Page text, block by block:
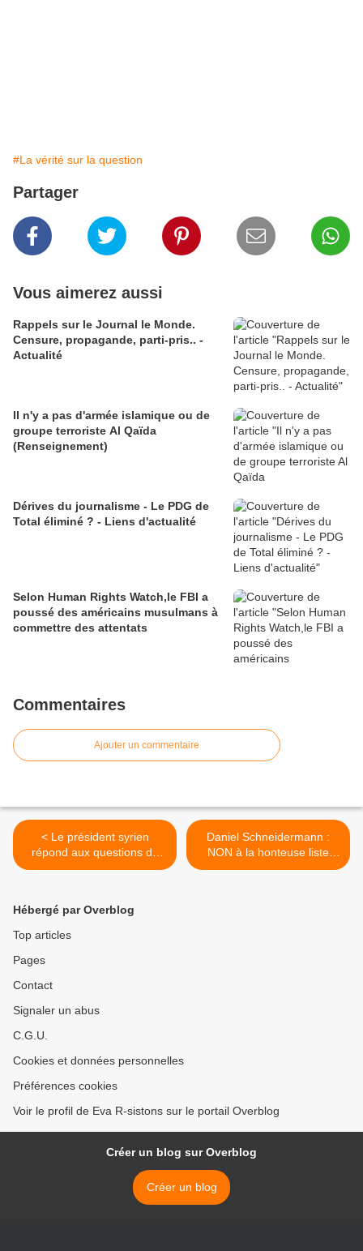
#La vérité sur la question
Partager
Vous aimerez aussi
Rappels sur le Journal le Monde.
Censure, propagande, parti-pris.. -
Actualité
Il n'y a pas d'armée islamique ou de
groupe terroriste Al Qaïda
(Renseignement)
Dérives du journalisme - Le PDG de
Total éliminé ? - Liens d'actualité
Selon Human Rights Watch,le FBI a
poussé des américains musulmans à
commettre des attentats
Commentaires
Ajouter un commentaire
< Le président syrien
répond aux questions du
Sunday Times
Daniel Schneidermann :
NON à la honteuse liste
noire de Patrick Cohen >
Hébergé par Overblog
Top articles
Pages
Contact
Signaler un abus
C.G.U.
Cookies et données personnelles
Préférences cookies
Voir le profil de Eva R-sistons sur le portail Overblog
Créer un blog sur Overblog
Créer un blog